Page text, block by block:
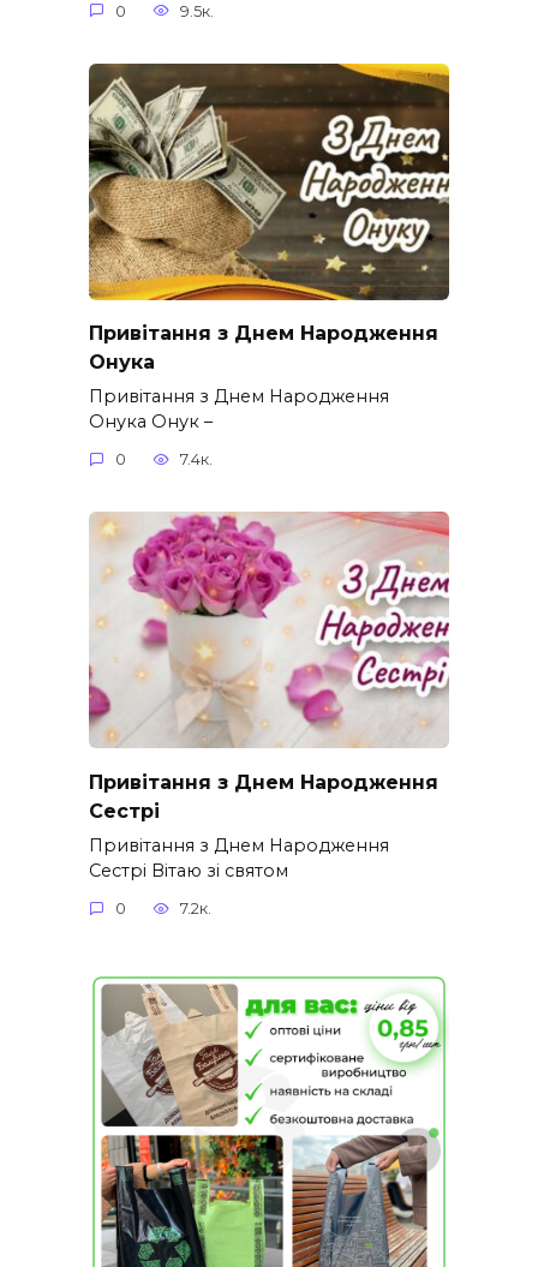
0 9.5к.
Привітання з Днем Народження
Онука
Привітання з Днем Народження
Онука Онук –
0 7.4к.
Привітання з Днем Народження
Сестрі
Привітання з Днем Народження
Сестрі Вітаю зі святом
0 7.2к.